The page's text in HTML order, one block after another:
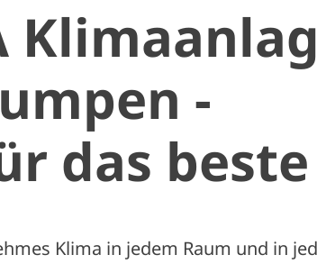
-
das
Klima in jedem Raum und in